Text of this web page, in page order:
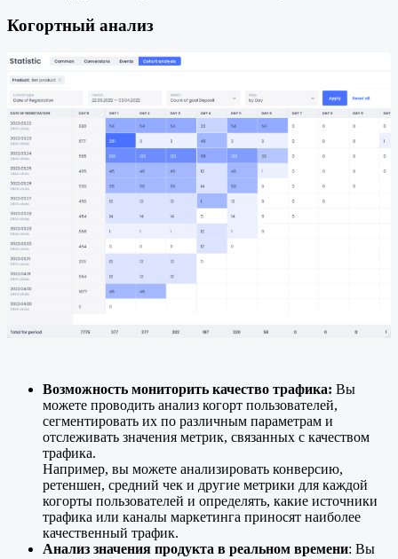
Когортный анализ
Возможность мониторить качество трафика: Вы
можете проводить анализ когорт пользователей,
сегментировать их по различным параметрам и
отслеживать значения метрик, связанных с качеством
трафика.
Например, вы можете анализировать конверсию,
ретеншен, средний чек и другие метрики для каждой
когорты пользователей и определять, какие источники
трафика или каналы маркетинга приносят наиболее
качественный трафик.
Анализ значения продукта в реальном времени: Вы